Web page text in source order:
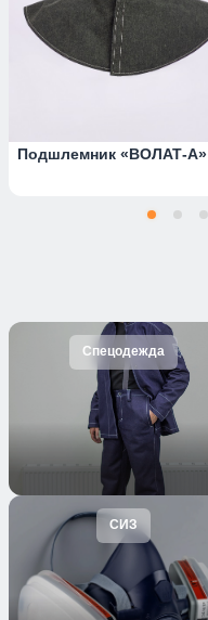
Подшлемник «ВОЛАТ-А»
Спецодежда
СИЗ